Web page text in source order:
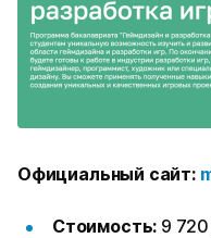
Официальный сайт:
Стоимость: 9